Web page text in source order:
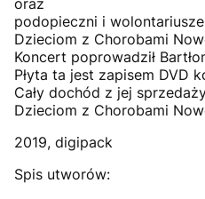
podopieczni i
Dzieciom z Chorobami
Koncert poprowadził
Płyta ta jest zapisem DVD
Cały dochód z jej
Dzieciom z Chorobami
2019, digipack
Spis utworów: